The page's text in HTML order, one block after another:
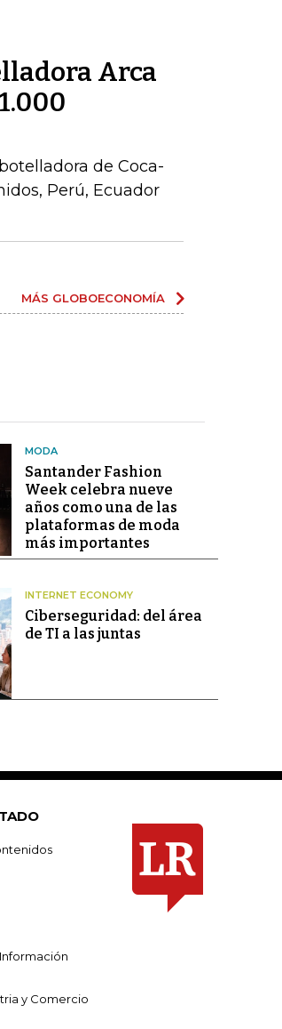
Arca
de Coca-
Perú, Ecuador
MÁS GLOBOECONOMÍA
MODA
Santander Fashion
Week celebra nueve
años como una de las
plataformas de moda
más importantes
INTERNET ECONOMY
Ciberseguridad: del área
de TI a las juntas
y Comercio